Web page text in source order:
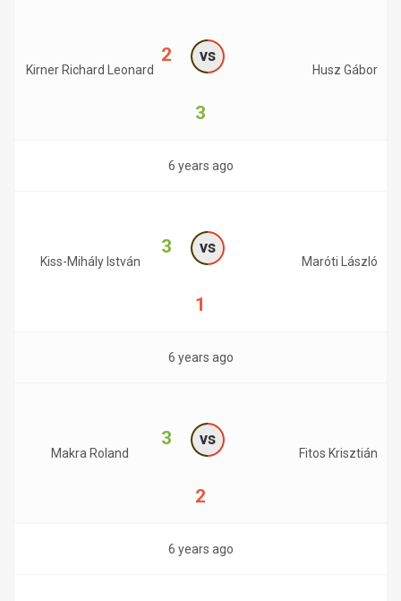
Kirner Richard Leonard
2 vs
3
Husz Gábor
6 years ago
Kiss-Mihály István
3 vs
1
Maróti László
6 years ago
Makra Roland
3 vs
2
Fitos Krisztián
6 years ago